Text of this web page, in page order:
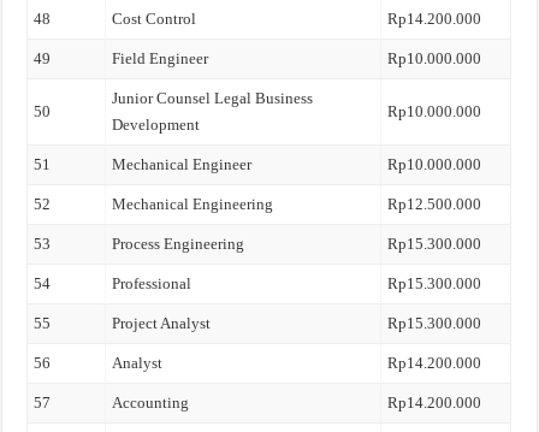
48 Cost Control Rp14.200.000
49 Field Engineer Rp10.000.000
50
Junior Counsel Legal Business
Development
Rp10.000.000
51 Mechanical Engineer Rp10.000.000
52 Mechanical Engineering Rp12.500.000
53 Process Engineering Rp15.300.000
54 Professional Rp15.300.000
55 Project Analyst Rp15.300.000
56 Analyst Rp14.200.000
57 Accounting Rp14.200.000